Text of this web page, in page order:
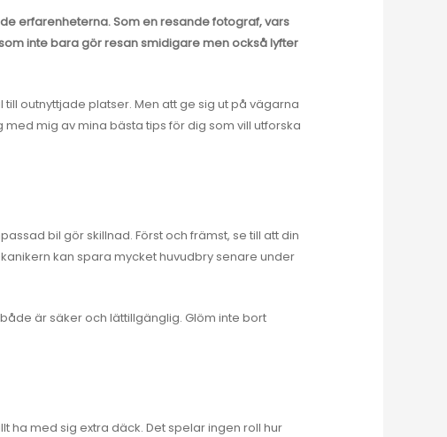
erfarenheterna. Som en resande fotograf, vars
inte bara gör resan smidigare men också lyfter
outnyttjade platser. Men att ge sig ut på vägarna
mig av mina bästa tips för dig som vill utforska
bil gör skillnad. Först och främst, se till att din
kan spara mycket huvudbry senare under
är säker och lättillgänglig. Glöm inte bort
med sig extra däck. Det spelar ingen roll hur